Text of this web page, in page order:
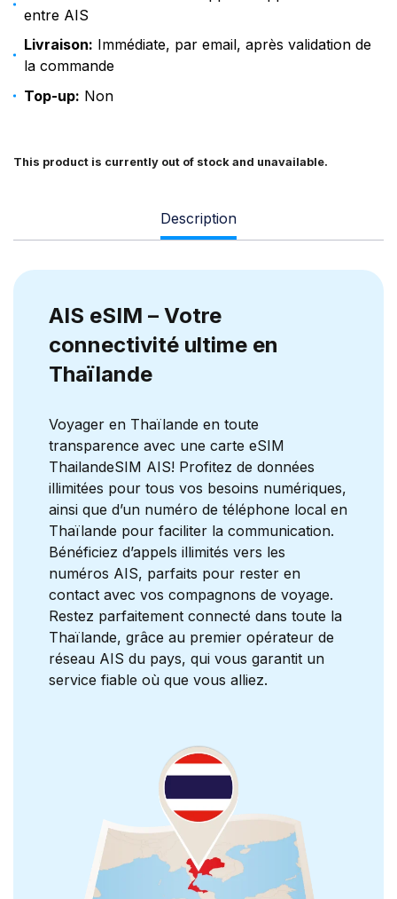
entre AIS
Livraison: Immédiate, par email, après validation de
la commande
Top-up: Non
This product is currently out of stock and unavailable.
Description
AIS eSIM – Votre
connectivité ultime en
Thaïlande
Voyager en Thaïlande en toute
transparence avec une carte eSIM
ThailandeSIM AIS! Profitez de données
illimitées pour tous vos besoins numériques,
ainsi que d’un numéro de téléphone local en
Thaïlande pour faciliter la communication.
Bénéficiez d’appels illimités vers les
numéros AIS, parfaits pour rester en
contact avec vos compagnons de voyage.
Restez parfaitement connecté dans toute la
Thaïlande, grâce au premier opérateur de
réseau AIS du pays, qui vous garantit un
service fiable où que vous alliez.